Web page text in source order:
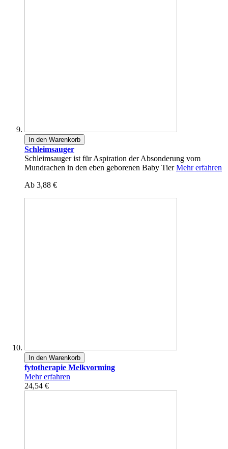
In den Warenkorb
Schleimsauger
Schleimsauger ist für Aspiration der Absonderung vom
Mundrachen in den eben geborenen Baby TierMehr erfahren
Ab 3,88 €
In den Warenkorb
fytotherapie Melkvorming
Mehr erfahren
24,54 €